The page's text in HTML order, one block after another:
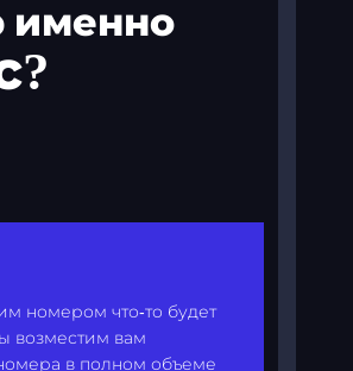
именно
номером что-то будет
возместим вам
в полном объеме